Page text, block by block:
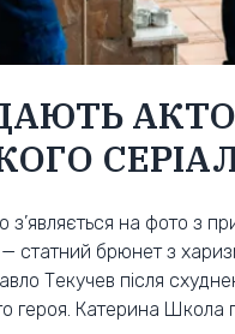
з’являється на фото з
статний брюнет з
Текучев після
героя. Катерина Школа